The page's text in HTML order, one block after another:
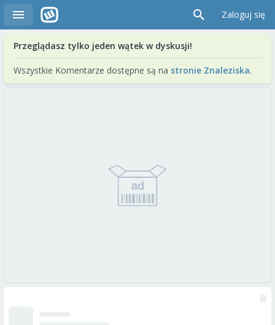
Zaloguj się
Przeglądasz tylko jeden wątek w dyskusji!
Wszystkie Komentarze dostępne są na stronie Znaleziska.